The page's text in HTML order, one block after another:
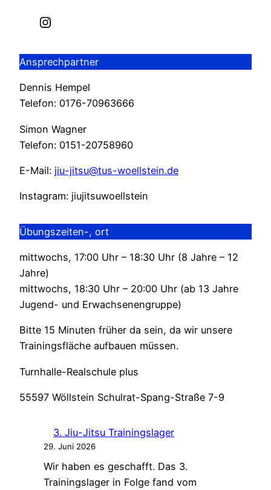
Instagram
Ansprechpartner
Dennis Hempel
Telefon: 0176-70963666
Simon Wagner
Telefon: 0151-20758960
E-Mail: jiu-jitsu@tus-woellstein.de
Instagram: jiujitsuwoellstein
Übungszeiten-, ort
mittwochs, 17:00 Uhr – 18:30 Uhr (8 Jahre – 12
Jahre)
mittwochs, 18:30 Uhr – 20:00 Uhr (ab 13 Jahre
Jugend- und Erwachsenengruppe)
Bitte 15 Minuten früher da sein, da wir unsere
Trainingsfläche aufbauen müssen.
Turnhalle-Realschule plus
55597 Wöllstein Schulrat-Spang-Straße 7-9
3. Jiu-Jitsu Trainingslager
29. Juni 2026
Wir haben es geschafft. Das 3.
Trainingslager in Folge fand vom